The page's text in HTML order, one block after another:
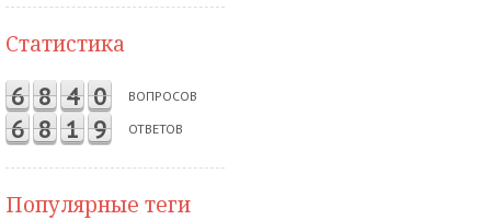
Статистика
6 8 4 0 ВОПРОСОВ
6 8 1 9 ОТВЕТОВ
Популярные теги